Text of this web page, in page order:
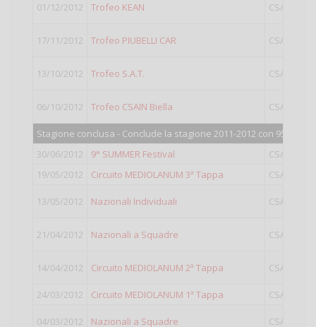
01/12/2012 Trofeo KEAN CSAIN
17/11/2012 Trofeo PIUBELLI CAR CSAIN
13/10/2012 Trofeo S.A.T. CSAIN
06/10/2012 Trofeo CSAIN Biella CSAIN
Stagione conclusa - Conclude la stagione 2011-2012 con 958 punti.
30/06/2012
9° SUMMER Festival CSAIN
19/05/2012
Circuito MEDIOLANUM 3ª Tappa CSAIN
13/05/2012 Nazionali Individuali CSAIN
21/04/2012 Nazionali a Squadre CSAIN
14/04/2012 Circuito MEDIOLANUM 2ª Tappa CSAIN
24/03/2012 Circuito MEDIOLANUM 1ª Tappa CSAIN
04/03/2012 Nazionali a Squadre CSAIN